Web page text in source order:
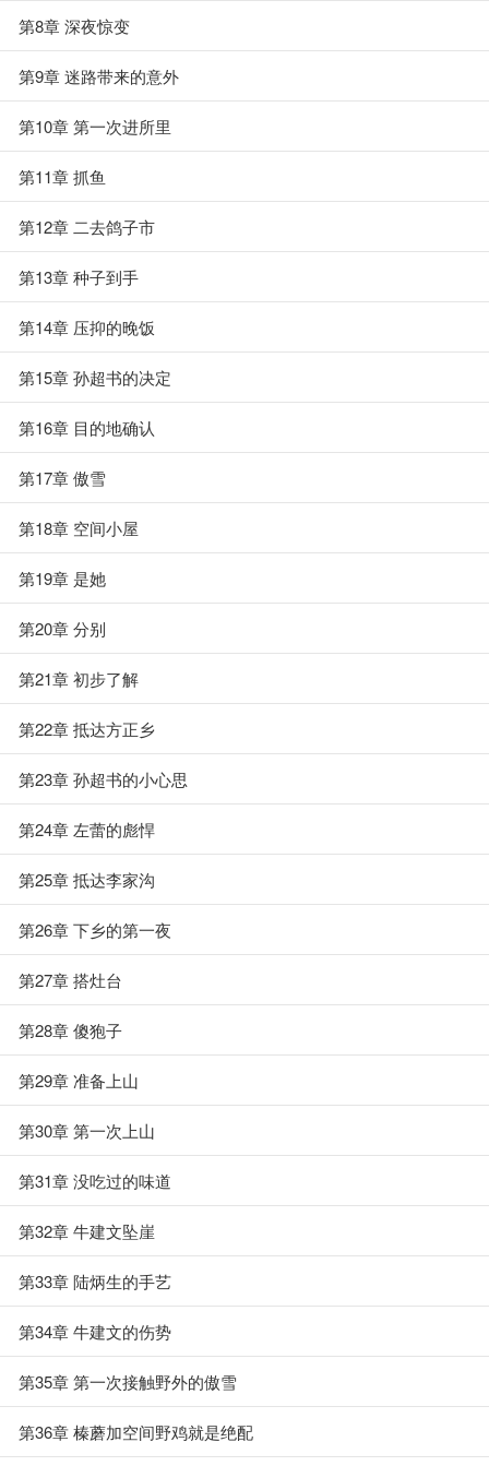
第8章 深夜惊变
第9章 迷路带来的意外
第10章 第一次进所里
第11章 抓鱼
第12章 二去鸽子市
第13章 种子到手
第14章 压抑的晚饭
第15章 孙超书的决定
第16章 目的地确认
第17章 傲雪
第18章 空间小屋
第19章 是她
第20章 分别
第21章 初步了解
第22章 抵达方正乡
第23章 孙超书的小心思
第24章 左蕾的彪悍
第25章 抵达李家沟
第26章 下乡的第一夜
第27章 搭灶台
第28章 傻狍子
第29章 准备上山
第30章 第一次上山
第31章 没吃过的味道
第32章 牛建文坠崖
第33章 陆炳生的手艺
第34章 牛建文的伤势
第35章 第一次接触野外的傲雪
第36章 榛蘑加空间野鸡就是绝配